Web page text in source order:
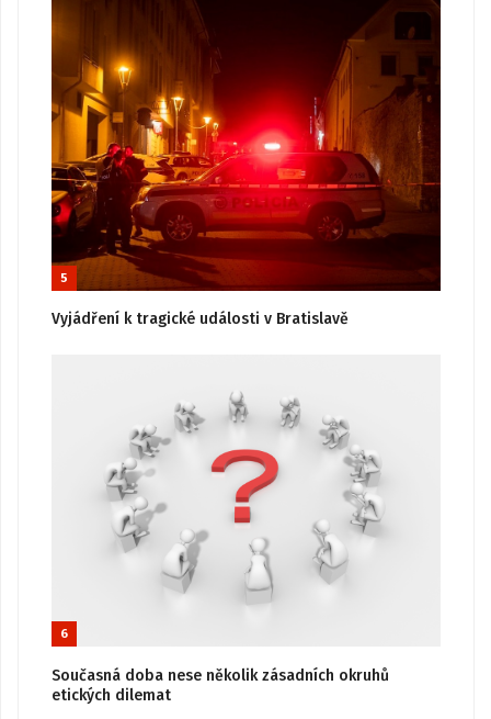
5
Vyjádření k tragické události v Bratislavě
6
Současná doba nese několik zásadních okruhů
etických dilemat